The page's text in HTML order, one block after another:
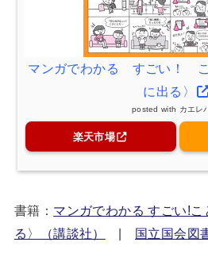
マンガでわかる すごい！
に出る〉
posted with カエレ
楽天市場
書籍： マンガでわかる すごい!
る〉（講談社）
| 国立国会図